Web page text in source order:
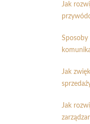
Jak
Sposoby
Jak
Jak